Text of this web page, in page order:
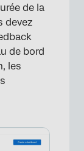
×
de la
devez
de bord
les